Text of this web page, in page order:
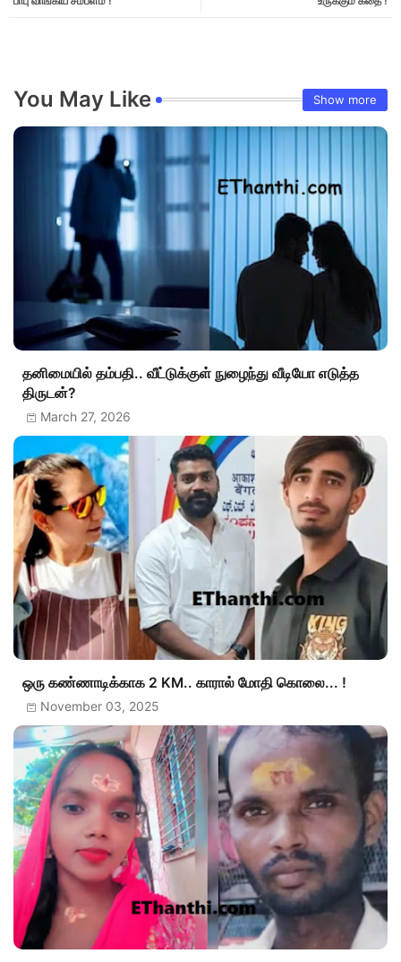
You May Like Show more
தனிமையில் தம்பதி.. வீட்டுக்குள் நுழைந்து வீடியோ எடுத்த
திருடன்?
March 27, 2026
ஒரு கண்ணாடிக்காக 2 KM.. காரால் மோதி கொலை... !
November 03, 2025